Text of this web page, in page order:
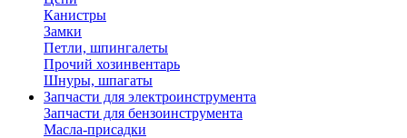
Канистры
Замки
Петли, шпингалеты
Прочий хозинвентарь
Шнуры, шпагаты
Запчасти для электроинструмента
Запчасти для бензоинструмента
Масла-присадки